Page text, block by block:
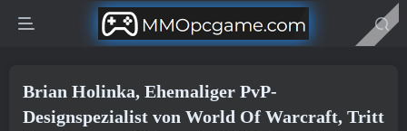
Brian Holinka, Ehemaliger PvP-
Designspezialist von World Of Warcraft, Tritt